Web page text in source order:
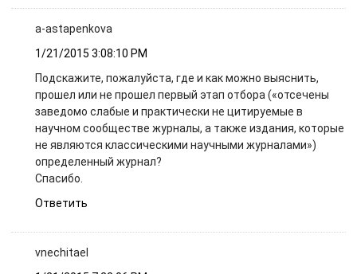
a-astapenkova
1/21/2015 3:08:10 PM
Подскажите, пожалуйста, где и как можно выяснить,
прошел или не прошел первый этап отбора («отсечены
заведомо слабые и практически не цитируемые в
научном сообществе журналы, а также издания, которые
не являются классическими научными журналами»)
определенный журнал?
Спасибо.
Ответить
vnechitael